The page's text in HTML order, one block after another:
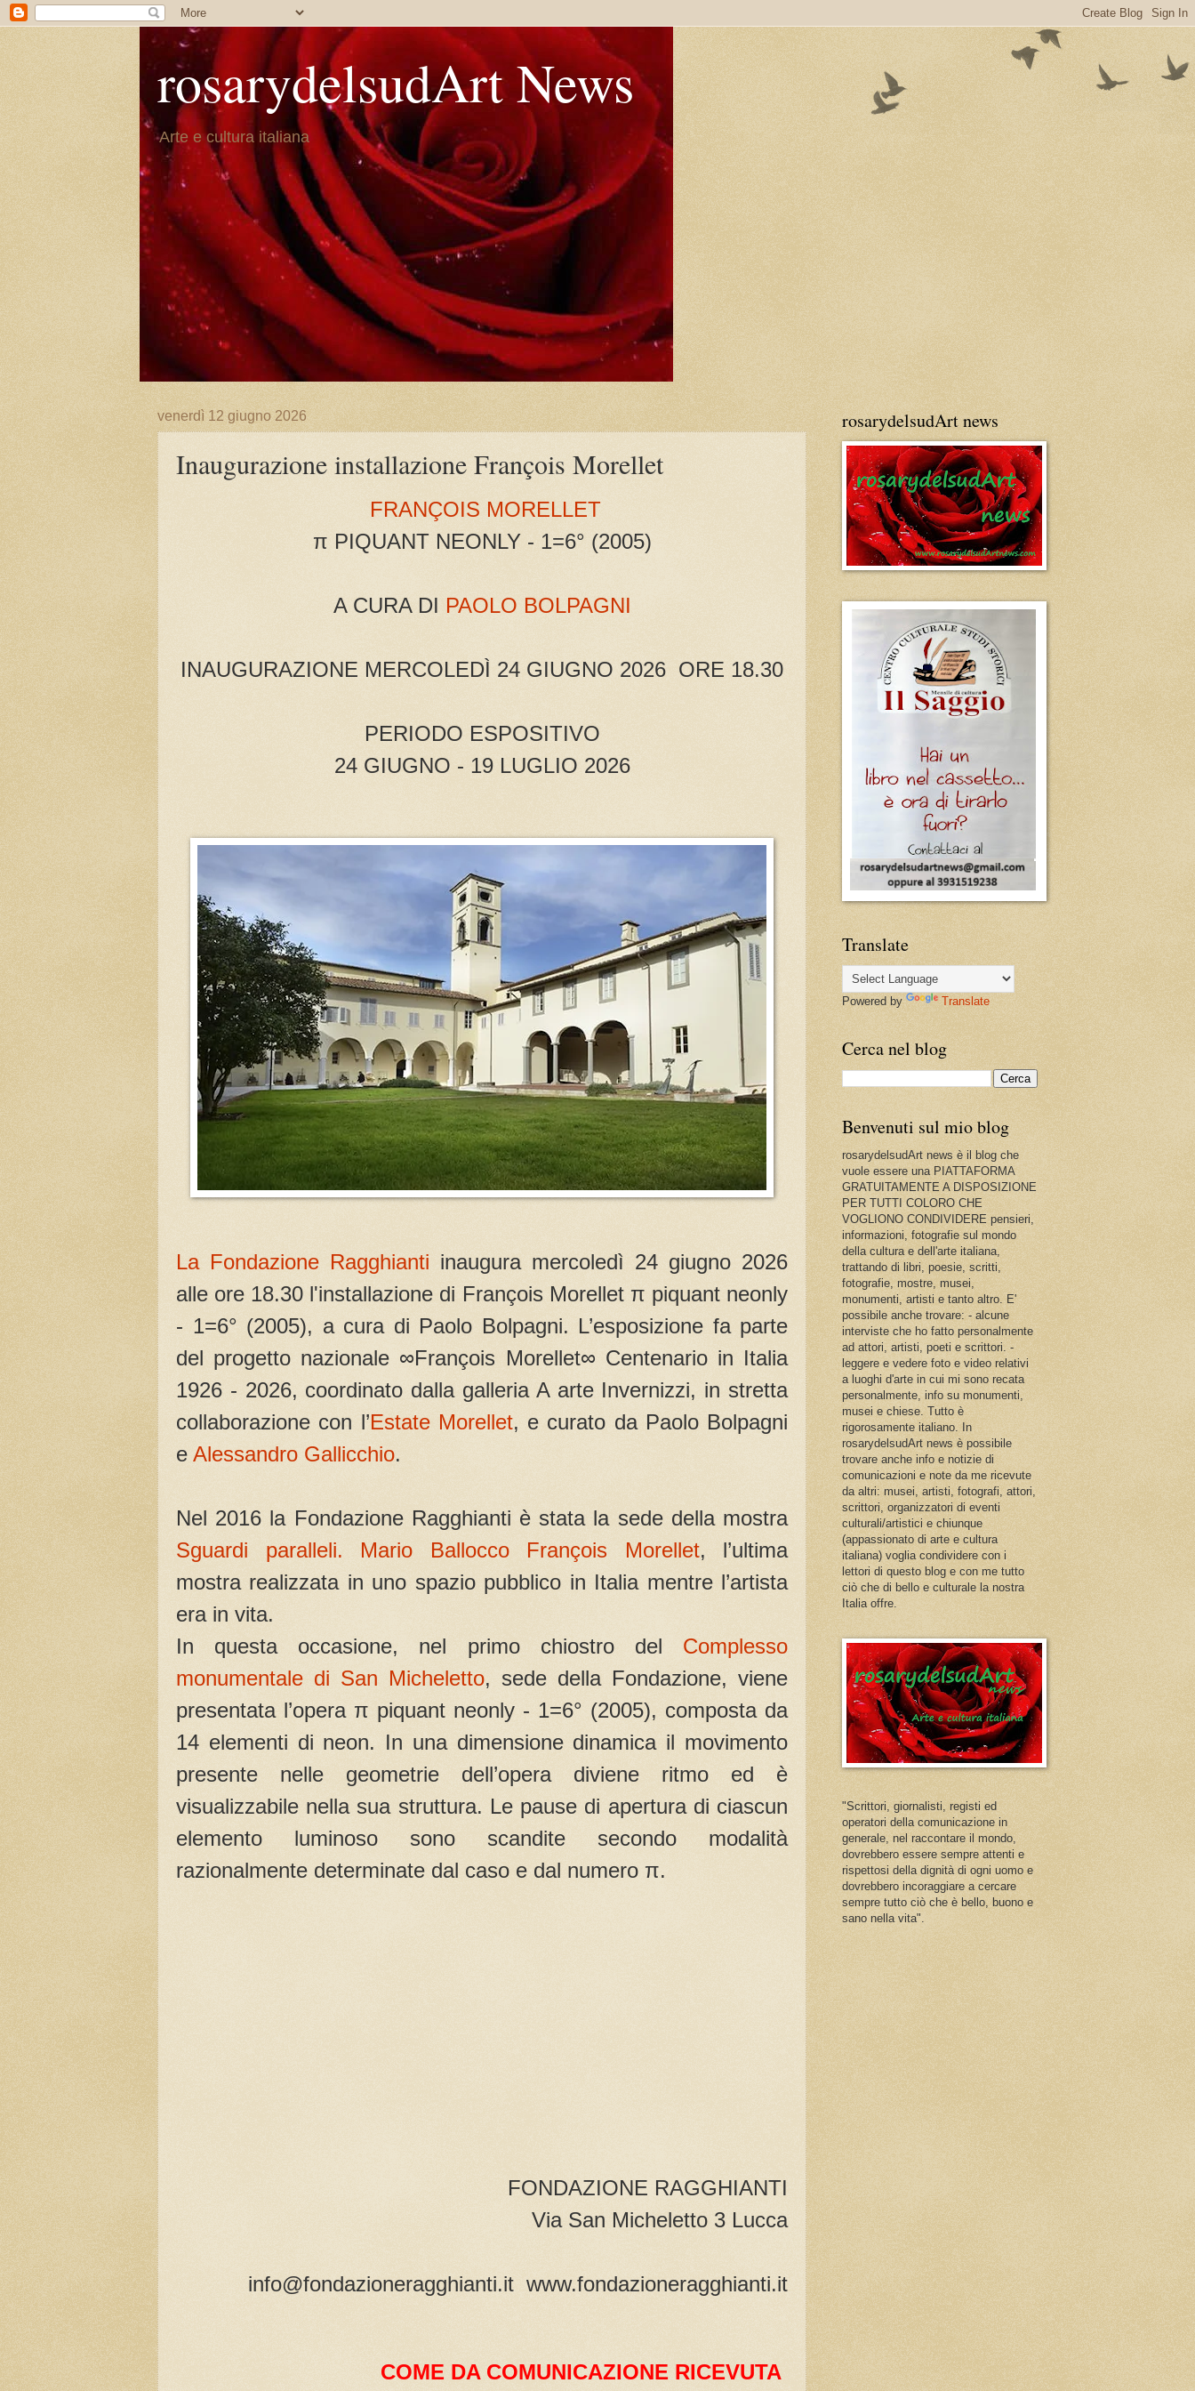
rosarydelsudArt News
Arte e cultura italiana
venerdì 12 giugno 2026
Inaugurazione installazione François Morellet
FRANÇOIS MORELLET
π PIQUANT NEONLY - 1=6° (2005)
A CURA DI PAOLO BOLPAGNI
INAUGURAZIONE MERCOLEDÌ 24 GIUGNO 2026 ORE 18.30
PERIODO ESPOSITIVO
24 GIUGNO - 19 LUGLIO 2026
La Fondazione Ragghianti inaugura mercoledì 24 giugno 2026
alle ore 18.30 l'installazione di François Morellet π piquant neonly
- 1=6° (2005), a cura di Paolo Bolpagni. L’esposizione fa parte
del progetto nazionale ∞François Morellet∞ Centenario in Italia
1926 - 2026, coordinato dalla galleria A arte Invernizzi, in stretta
collaborazione con l’Estate Morellet, e curato da Paolo Bolpagni
e Alessandro Gallicchio.
Nel 2016 la Fondazione Ragghianti è stata la sede della mostra
Sguardi paralleli. Mario Ballocco François Morellet, l’ultima
mostra realizzata in uno spazio pubblico in Italia mentre l’artista
era in vita.
In questa occasione, nel primo chiostro del Complesso
monumentale di San Micheletto, sede della Fondazione, viene
presentata l’opera π piquant neonly - 1=6° (2005), composta da
14 elementi di neon. In una dimensione dinamica il movimento
presente nelle geometrie dell’opera diviene ritmo ed è
visualizzabile nella sua struttura. Le pause di apertura di ciascun
elemento luminoso sono scandite secondo modalità
razionalmente determinate dal caso e dal numero π.
FONDAZIONE RAGGHIANTI
Via San Micheletto 3 Lucca
info@fondazioneragghianti.it www.fondazioneragghianti.it
COME DA COMUNICAZIONE RICEVUTA
rosarydelsudArt news
Translate
Powered by Translate
Cerca nel blog
Benvenuti sul mio blog
rosarydelsudArt news è il blog che
vuole essere una PIATTAFORMA
GRATUITAMENTE A DISPOSIZIONE
PER TUTTI COLORO CHE
VOGLIONO CONDIVIDERE pensieri,
informazioni, fotografie sul mondo
della cultura e dell'arte italiana,
trattando di libri, poesie, scritti,
fotografie, mostre, musei,
monumenti, artisti e tanto altro. E'
possibile anche trovare: - alcune
interviste che ho fatto personalmente
ad attori, artisti, poeti e scrittori. -
leggere e vedere foto e video relativi
a luoghi d'arte in cui mi sono recata
personalmente, info su monumenti,
musei e chiese. Tutto è
rigorosamente italiano. In
rosarydelsudArt news è possibile
trovare anche info e notizie di
comunicazioni e note da me ricevute
da altri: musei, artisti, fotografi, attori,
scrittori, organizzatori di eventi
culturali/artistici e chiunque
(appassionato di arte e cultura
italiana) voglia condividere con i
lettori di questo blog e con me tutto
ciò che di bello e culturale la nostra
Italia offre.
"Scrittori, giornalisti, registi ed
operatori della comunicazione in
generale, nel raccontare il mondo,
dovrebbero essere sempre attenti e
rispettosi della dignità di ogni uomo e
dovrebbero incoraggiare a cercare
sempre tutto ciò che è bello, buono e
sano nella vita".